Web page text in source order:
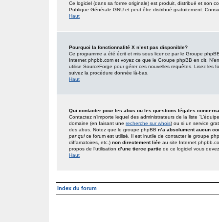
Ce logiciel (dans sa forme originale) est produit, distribué et son
Publique Générale GNU et peut être distribué gratuitement.
Haut
Pourquoi la fonctionnalité X n’est pas disponible?
Ce programme a été écrit et mis sous licence par le Groupe
Internet phpbb.com et voyez ce que le Groupe phpBB en dit.
utilise SourceForge pour gérer ces nouvelles requêtes. Lisez les
suivez la procédure donnée là-bas.
Haut
Qui contacter pour les abus ou les questions légales
Contactez n’importe lequel des administrateurs de la liste
domaine (en faisant une recherche sur whois) ou si un service
des abus. Notez que le groupe phpBB n’a absolument aucun
par quice forum est utilisé. Il est inutile de contacter le groupe
diffamatoires, etc.) non directement liée au site Internet
propos de l’utilisation d’une tierce partie de ce logiciel vous
Haut
Index du forum